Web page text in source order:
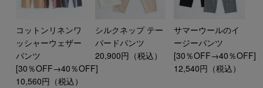
コットンリネンワ
ッシャーウェザー
パンツ
[30％OFF→40％OFF]
10,560円（税込）
シルクネップ テー
パードパンツ
20,900円（税込）
サマーウールのイ
ージーパンツ
[30％OFF→40％OFF]
12,540円（税込）